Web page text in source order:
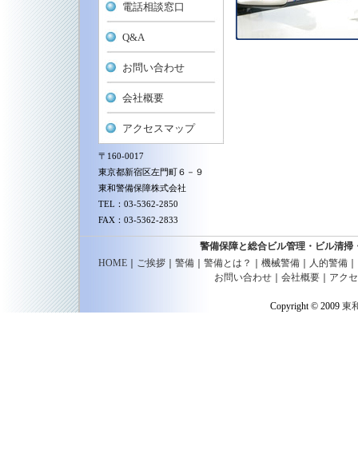
電話相談窓口
Q&A
お問い合わせ
会社概要
アクセスマップ
〒160-0017
東京都新宿区左門町６－９
東和警備保障株式会社
TEL：03-5362-2850
FAX：03-5362-2833
警備保障と総合ビル管理・ビル清
HOME｜ ご挨拶｜ 警備｜ 警備とは？ 機械警備｜ 人的警備｜
お問い合わせ
会社概要 アク
Copyright © 2009 東